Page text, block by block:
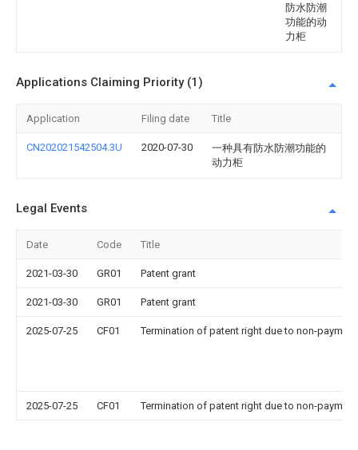
防水防潮
功能的动
力柜
Applications Claiming Priority (1)
Application Filing date Title
CN202021542504.3U 2020-07-30
一种具有防水防潮功能的
动力柜
Legal Events
Date Code Title
2021-03-30 GR01 Patent grant
2021-03-30 GR01 Patent grant
2025-07-25 CF01 Termination of patent right due to non-
2025-07-25 CF01 Termination of patent right due to non-